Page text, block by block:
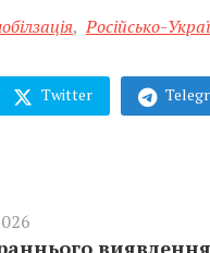
, Російсько-
Twitter